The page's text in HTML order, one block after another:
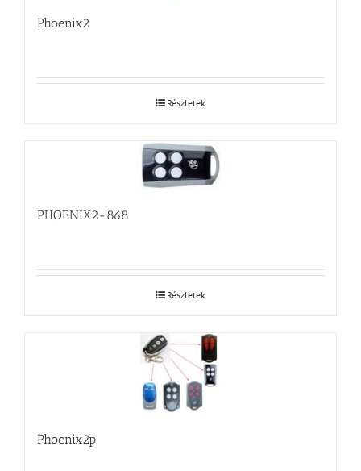
Phoenix2
Részletek
PHOENIX2-868
Részletek
Phoenix2p